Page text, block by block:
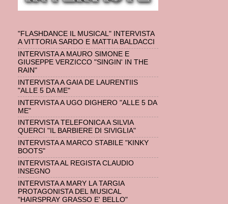
"FLASHDANCE IL MUSICAL" INTERVISTA
A VITTORIA SARDO E MATTIA BALDACCI
INTERVISTA A MAURO SIMONE E
GIUSEPPE VERZICCO "SINGIN' IN THE
RAIN"
INTERVISTA A GAIA DE LAURENTIIS
"ALLE 5 DA ME"
INTERVISTA A UGO DIGHERO "ALLE 5 DA
ME"
INTERVISTA TELEFONICA A SILVIA
QUERCI "IL BARBIERE DI SIVIGLIA"
INTERVISTA A MARCO STABILE "KINKY
BOOTS"
INTERVISTA AL REGISTA CLAUDIO
INSEGNO
INTERVISTA A MARY LA TARGIA
PROTAGONISTA DEL MUSICAL
"HAIRSPRAY GRASSO E' BELLO"